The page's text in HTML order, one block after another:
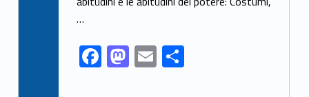
k
…
F
ac
M
as
E
m
C